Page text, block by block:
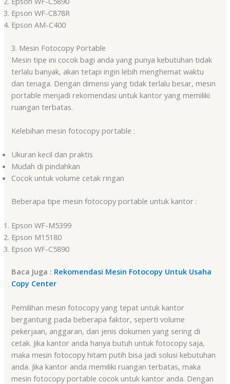
Epson WF-C878R
Epson AM-C400
3. Mesin Fotocopy Portable
Mesin tipe ini cocok bagi anda yang punya kebutuhan tidak
terlalu banyak, akan tetapi ingin lebih menghemat waktu
dan tenaga. Dengan dimensi yang tidak terlalu besar, mesin
portable menjadi rekomendasi untuk kantor yang memiliki
ruangan terbatas.
Kelebihan mesin fotocopy portable :
Ukuran kecil dan praktis
Mudah di pindahkan
Cocok untuk volume cetak ringan
Beberapa tipe mesin fotocopy portable untuk kantor :
Epson WF-M5399
Epson M15180
Epson WF-C5890
Baca Juga : Rekomendasi Mesin Fotocopy Untuk Usaha
Copy Center
Pemilihan mesin fotocopy yang tepat untuk kantor
bergantung pada beberapa faktor, seperti volume
pekerjaan, anggaran, dan jenis dokumen yang sering di
cetak. Jika kantor anda hanya butuh untuk fotocopy saja,
maka mesin fotocopy hitam putih bisa jadi solusi kebutuhan
anda. Jika kantor anda memiliki ruangan terbatas, maka
mesin fotocopy portable cocok untuk kantor anda. Dengan